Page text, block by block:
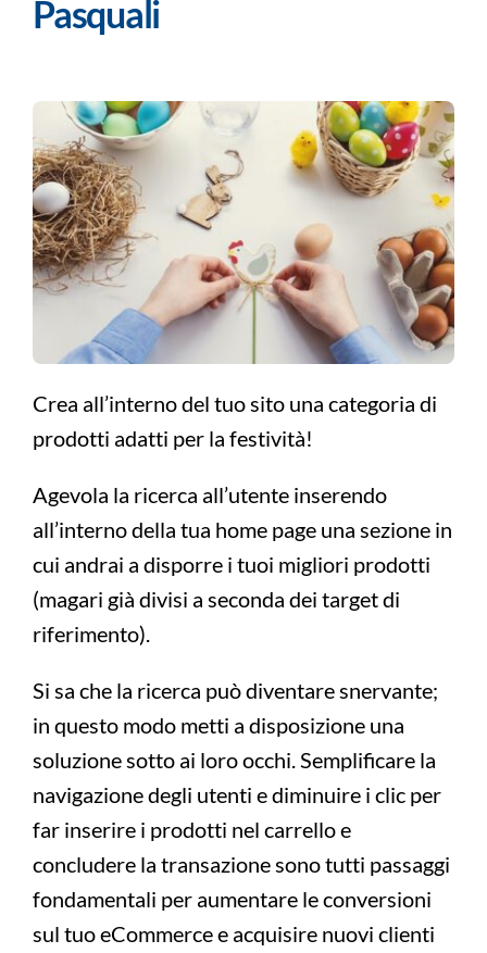
Pasquali
Crea all’interno del tuo sito una categoria di
prodotti adatti per la festività!
Agevola la ricerca all’utente inserendo
all’interno della tua home page una sezione in
cui andrai a disporre i tuoi migliori prodotti
(magari già divisi a seconda dei target di
riferimento).
Si sa che la ricerca può diventare snervante;
in questo modo metti a disposizione una
soluzione sotto ai loro occhi. Semplificare la
navigazione degli utenti e diminuire i clic per
far inserire i prodotti nel carrello e
concludere la transazione sono tutti passaggi
fondamentali per aumentare le conversioni
sul tuo eCommerce e acquisire nuovi clienti